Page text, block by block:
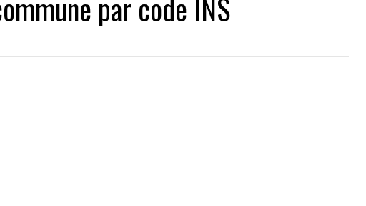
par code INS